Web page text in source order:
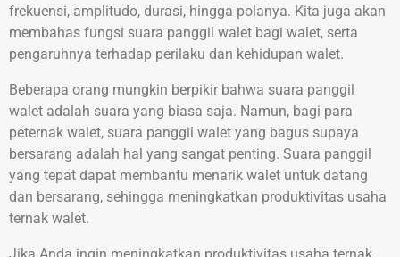
frekuensi, amplitudo, durasi, hingga polanya. Kita juga akan
membahas fungsi suara panggil walet bagi walet, serta
pengaruhnya terhadap perilaku dan kehidupan walet.
Beberapa orang mungkin berpikir bahwa suara panggil
walet adalah suara yang biasa saja. Namun, bagi para
peternak walet, suara panggil walet yang bagus supaya
bersarang adalah hal yang sangat penting. Suara panggil
yang tepat dapat membantu menarik walet untuk datang
dan bersarang, sehingga meningkatkan produktivitas usaha
ternak walet.